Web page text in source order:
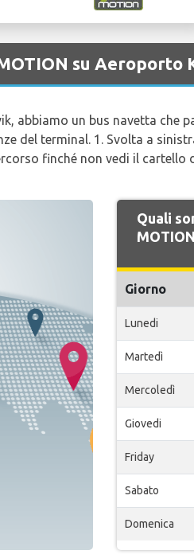
su Aeroporto
abbiamo un bus navetta che
del terminal. 1. Svolta a
finché non vedi il
Quali
Giorno
Lunedi
Martedì
Mercoledì
Giovedi
Friday
Sabato
Domenica